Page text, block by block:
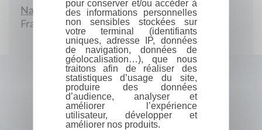
Nationalité :
France
pour conserver et/ou accéder à
des informations personnelles
non sensibles stockées sur
votre terminal (identifiants
uniques, adresse IP, données
de navigation, données de
géolocalisation…), que nous
traitons afin de réaliser des
statistiques d’usage du site,
produire des données
d’audience, analyser et
améliorer l’expérience
utilisateur, développer et
améliorer nos produits.